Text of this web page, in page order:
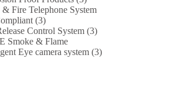
& Fire Telephone System
(3)
Control System (3)
Smoke & Flame
Eye camera system (3)